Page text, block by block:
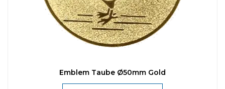
Emblem Taube Ø50mm Gold